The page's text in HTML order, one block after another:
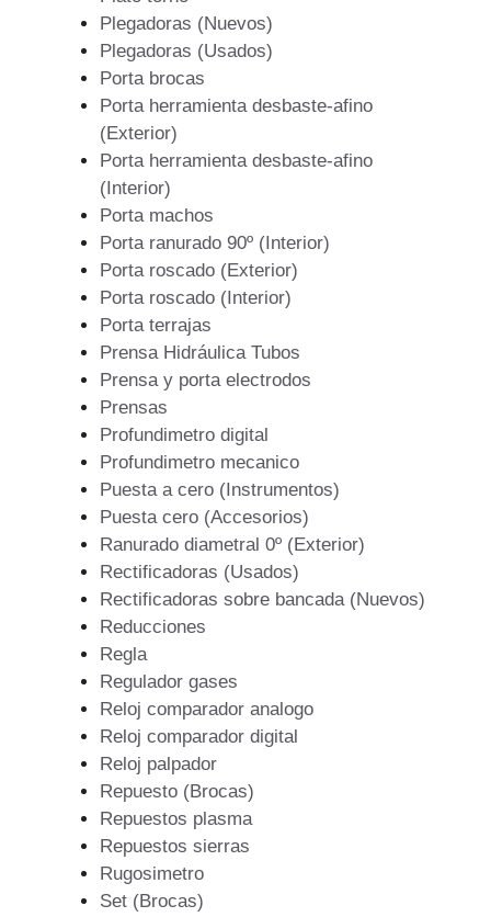
Plegadoras (Nuevos)
Plegadoras (Usados)
Porta brocas
Porta herramienta desbaste-afino
(Exterior)
Porta herramienta desbaste-afino
(Interior)
Porta machos
Porta ranurado 90º (Interior)
Porta roscado (Exterior)
Porta roscado (Interior)
Porta terrajas
Prensa Hidráulica Tubos
Prensa y porta electrodos
Prensas
Profundimetro digital
Profundimetro mecanico
Puesta a cero (Instrumentos)
Puesta cero (Accesorios)
Ranurado diametral 0º (Exterior)
Rectificadoras (Usados)
Rectificadoras sobre bancada (Nuevos)
Reducciones
Regla
Regulador gases
Reloj comparador analogo
Reloj comparador digital
Reloj palpador
Repuesto (Brocas)
Repuestos plasma
Repuestos sierras
Rugosimetro
Set (Brocas)